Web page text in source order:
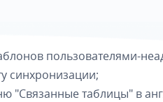
пользователями-
синхронизации;
"Связанные таблицы" в